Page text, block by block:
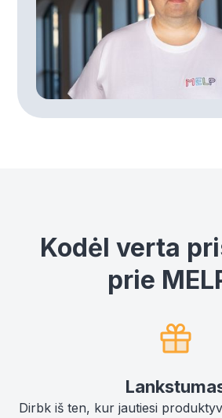
Kodėl verta
prie
Dirbk iš ten, kur jautiesi